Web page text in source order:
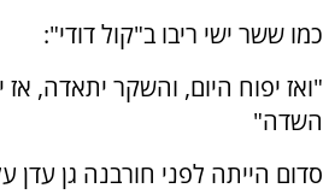
כמו ששר ישי ריבו ב"קול דודי":
"ואז יפוח היום, והשקר יתאדה, אז
השדה"
סדום הייתה לפני חורבנה גן עדן